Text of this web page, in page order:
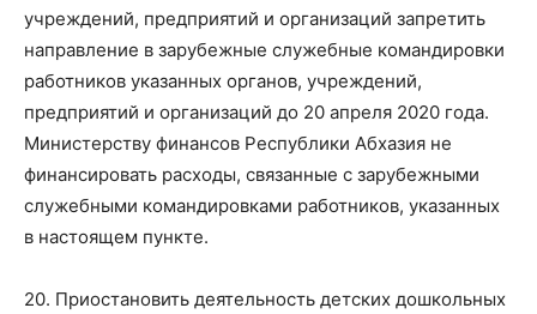
учреждений, предприятий и организаций запретить
направление в зарубежные служебные командировки
работников указанных органов, учреждений,
предприятий и организаций до 20 апреля 2020 года.
Министерству финансов Республики Абхазия не
финансировать расходы, связанные с зарубежными
служебными командировками работников, указанных
в настоящем пункте.
20. Приостановить деятельность детских дошкольных